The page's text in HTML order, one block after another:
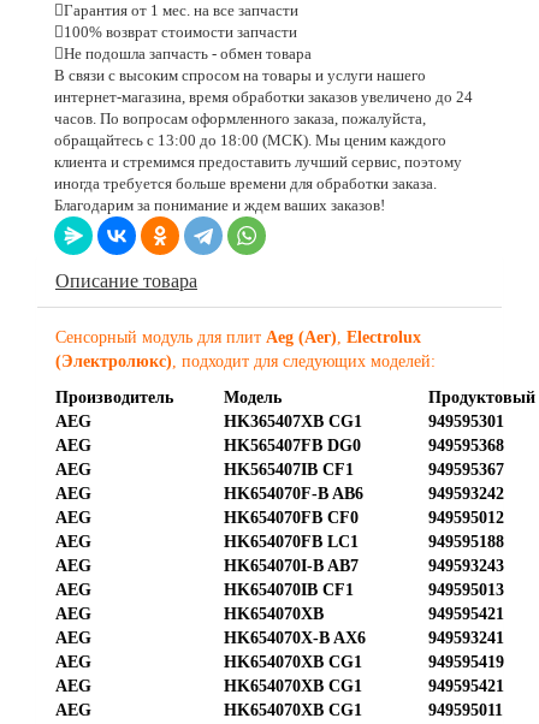
Гарантия от 1 мес. на все запчасти
100% возврат стоимости запчасти
Не подошла запчасть - обмен товара
В связи с высоким спросом на товары и услуги нашего
интернет-магазина, время обработки заказов увеличено до 24
часов. По вопросам оформленного заказа, пожалуйста,
обращайтесь с 13:00 до 18:00 (МСК). Мы ценим каждого
клиента и стремимся предоставить лучший сервис, поэтому
иногда требуется больше времени для обработки заказа.
Благодарим за понимание и ждем ваших заказов!
Описание товара
Сенсорный модуль для плит Aeg (Аег), Electrolux
(Электролюкс), подходит для следующих моделей:
Производитель
Модель
Продуктовый
AEG
HK365407XB CG1
949595301
AEG
HK565407FB DG0
949595368
AEG
HK565407IB CF1
949595367
AEG
HK654070F-B AB6
949593242
AEG
HK654070FB CF0
949595012
AEG
HK654070FB LC1
949595188
AEG
HK654070I-B AB7
949593243
AEG
HK654070IB CF1
949595013
AEG
HK654070XB
949595421
AEG
HK654070X-B AX6
949593241
AEG
HK654070XB CG1
949595419
AEG
HK654070XB CG1
949595421
AEG
HK654070XB CG1
949595011